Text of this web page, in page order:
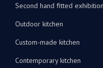
!
Second hand fitted
Outdoor kitchen
Custom-made kitchen
Contemporary kitchen